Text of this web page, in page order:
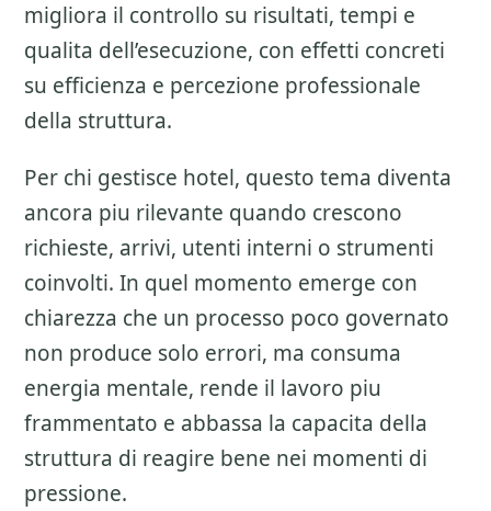
migliora il controllo su risultati, tempi e
qualita dell’esecuzione, con effetti concreti
su efficienza e percezione professionale
della struttura.
Per chi gestisce hotel, questo tema diventa
ancora piu rilevante quando crescono
richieste, arrivi, utenti interni o strumenti
coinvolti. In quel momento emerge con
chiarezza che un processo poco governato
non produce solo errori, ma consuma
energia mentale, rende il lavoro piu
frammentato e abbassa la capacita della
struttura di reagire bene nei momenti di
pressione.